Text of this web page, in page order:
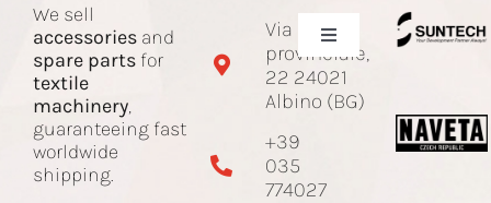
We sell
accessories and
spare parts for
textile
machinery,
guaranteeing fast
worldwide
shipping.
Via Sotto
provinciale,
22 24021
Albino (BG)
+39
035
774027
Toggle
Navigation
Company
Spare parts and accessories